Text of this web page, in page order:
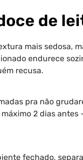
de
mais sedosa,
endurece
recusa.
pra não
2 dias
fechado,